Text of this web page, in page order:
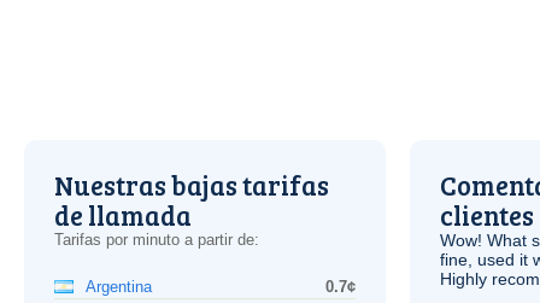
Nuestras bajas tarifas
de llamada
Tarifas por minuto a partir de:
Argentina
0.7¢
clientes
Wow! What
fine, used it
Highly